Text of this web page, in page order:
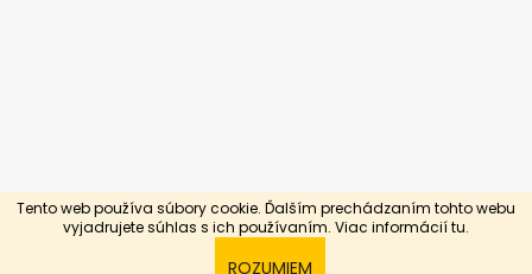
Tento web používa súbory cookie. Ďalším prechádzaním tohto webu
vyjadrujete súhlas s ich používaním. Viac informáciítu.
ROZUMIEM
Vytvoril Shoptet